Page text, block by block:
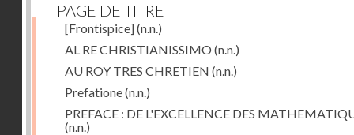
PAGE DE TITRE
[Frontispice](n.n.)
AL RE CHRISTIANISSIMO (n.n.)
AU ROY TRES CHRETIEN (n.n.)
Prefatione(n.n.)
PREFACE : DE L'EXCELLENCE DES
(n.n.)